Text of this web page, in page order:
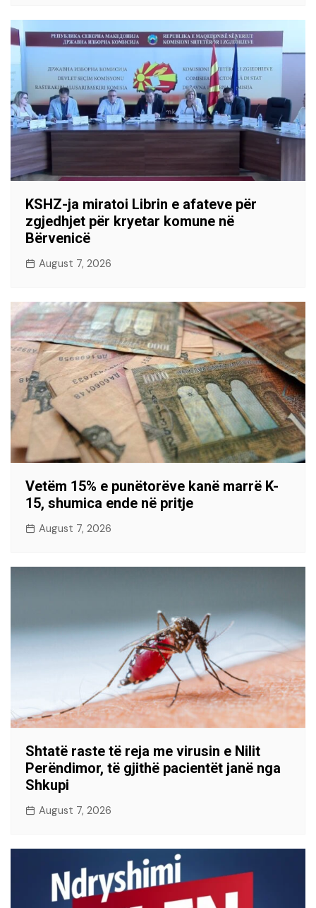
KSHZ-ja miratoi Librin e afateve për
zgjedhjet për kryetar komune në
Bërvenicë
August 7, 2026
Vetëm 15% e punëtorëve kanë marrë K-
15, shumica ende në pritje
August 7, 2026
Shtatë raste të reja me virusin e Nilit
Perëndimor, të gjithë pacientët janë nga
Shkupi
August 7, 2026